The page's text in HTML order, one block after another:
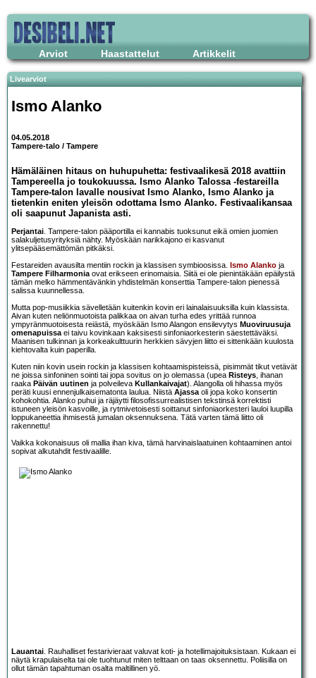
Arviot Haastattelut Artikkelit
Livearviot
Ismo Alanko
04.05.2018
Tampere-talo / Tampere
Hämäläinen hitaus on huhupuhetta: festivaalikesä 2018 avattiin
Tampereella jo toukokuussa. Ismo Alanko Talossa -festareilla
Tampere-talon lavalle nousivat Ismo Alanko, Ismo Alanko ja
tietenkin eniten yleisön odottama Ismo Alanko. Festivaalikansaa
oli saapunut Japanista asti.
Perjantai. Tampere-talon pääportilla ei kannabis tuoksunut eikä omien juomien
salakuljetusyrityksiä nähty. Myöskään narikkajono ei kasvanut
ylitsepääsemättömän pitkäksi.
Festareiden avausilta mentiin rockin ja klassisen symbioosissa. Ismo Alanko ja
Tampere Filharmoniaovat erikseen erinomaisia. Siitä ei ole pienintäkään epäilystä
tämän melko hämmentävänkin yhdistelmän konserttia Tampere-talon pienessä
salissa kuunnellessa.
Mutta pop-musiikkia sävelletään kuitenkin kovin eri lainalaisuuksilla kuin klassista.
Aivan kuten neliönmuotoista palikkaa on aivan turha edes yrittää runnoa
ympyränmuotoisesta reiästä, myöskään Ismo Alangon ensilevytys Muoviruusuja
omenapuissaei taivu kovinkaan kaksisesti sinfoniaorkesterin säestettäväksi.
Maanisen tulkinnan ja korkeakulttuurin herkkien sävyjen liitto ei sittenkään kuulosta
kiehtovalta kuin paperilla.
Kuten niin kovin usein rockin ja klassisen kohtaamispisteissä, pisimmät tikut vetävät
ne joissa sinfoninen sointi tai jopa sovitus on jo olemassa (upea Risteys, ihanan
raaka Päivän uutinen ja polveileva Kullankaivajat). Alangolla oli hihassa myös
peräti kuusi ennenjulkaisematonta laulua. Niistä Ajassaoli jopa koko konsertin
kohokohtia. Alanko puhui ja räjäytti filosofissurrealistisen tekstinsä korrektisti
istuneen yleisön kasvoille, ja rytmivetoisesti soittanut sinfoniaorkesteri lauloi luupilla
loppukaneettia ihmisestä jumalan oksennuksena. Tätä varten tämä liitto oli
rakennettu!
Vaikka kokonaisuus oli mallia ihan kiva, tämä harvinaislaatuinen kohtaaminen antoi
sopivat alkutahdit festivaalille.
Lauantai. Rauhalliset festarivieraat valuvat koti- ja hotellimajoituksistaan. Kukaan ei
näytä krapulaiselta tai ole tuohtunut miten telttaan on taas oksennettu. Poliisilla on
ollut tämän tapahtuman osalta maltillinen yö.